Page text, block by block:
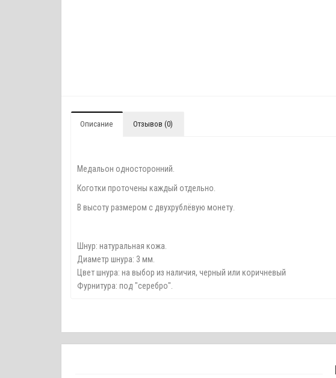
Описание Отзывов (0)
Медальон односторонний.
Коготки проточены каждый отдельно.
В высоту размером с двухрублёвую монету.
Шнур: натуральная кожа.
Диаметр шнура: 3 мм.
Цвет шнура: на выбор из наличия, черный или коричневый
Фурнитура: под "серебро".